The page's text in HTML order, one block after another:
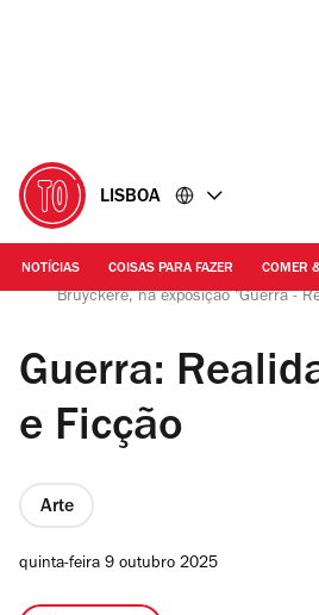
LISBOA
NOTÍCIAS COISAS PARA FAZER COMER
Vasco Vilhena | 'No Life Lost II'
Bruyckere, na exposição "Guerra -
Guerra:
e Ficção
Arte
quinta-feira 9 outubro 2025